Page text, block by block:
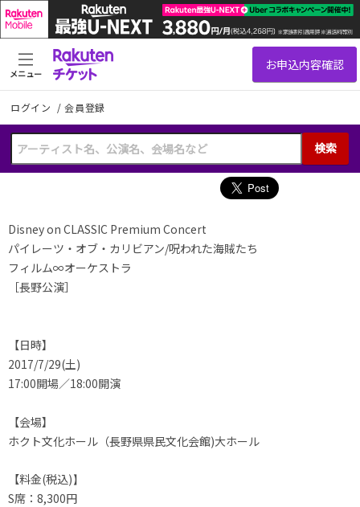
ログイン /会員登録
検索
メニュー
Disney on CLASSIC Premium Concert
パイレーツ・オブ・カリビアン/呪われた海賊たち
フィルム∞オーケストラ
［長野公演］
【日時】
2017/7/29(土)
17:00開場／18:00開演
【会場】
ホクト文化ホール（長野県県民文化会館)大ホール
【料金(税込)】
S席：8,300円